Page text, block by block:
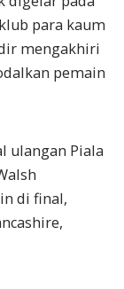
para kaum
mengakhiri
pemain
ulangan Piala
di final,